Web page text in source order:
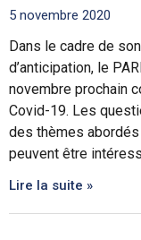
5 novembre 2020
Dans le cadre de
d’anticipation, le
novembre prochain
Covid-19. Les
des thèmes
peuvent être
Lire la suite »